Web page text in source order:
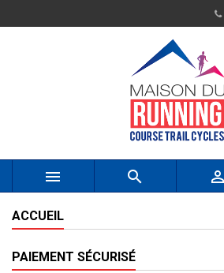
  
ACCUEIL
PAIEMENT SÉCURISÉ